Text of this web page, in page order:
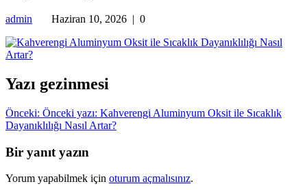
admin Haziran 10, 2026 | 0
Yazı gezinmesi
Önceki: Önceki yazı: Kahverengi Aluminyum Oksit ile Sıcaklık
Dayanıklılığı Nasıl Artar?
Bir yanıt yazın
Yorum yapabilmek için oturum açmalısınız.